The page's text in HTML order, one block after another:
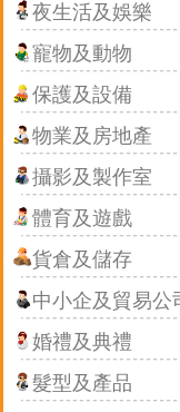
夜生活及娛樂
寵物及動物
保護及設備
物業及房地產
攝影及製作室
體育及遊戲
貨倉及儲存
中小企及貿易公
婚禮及典禮
髮型及產品